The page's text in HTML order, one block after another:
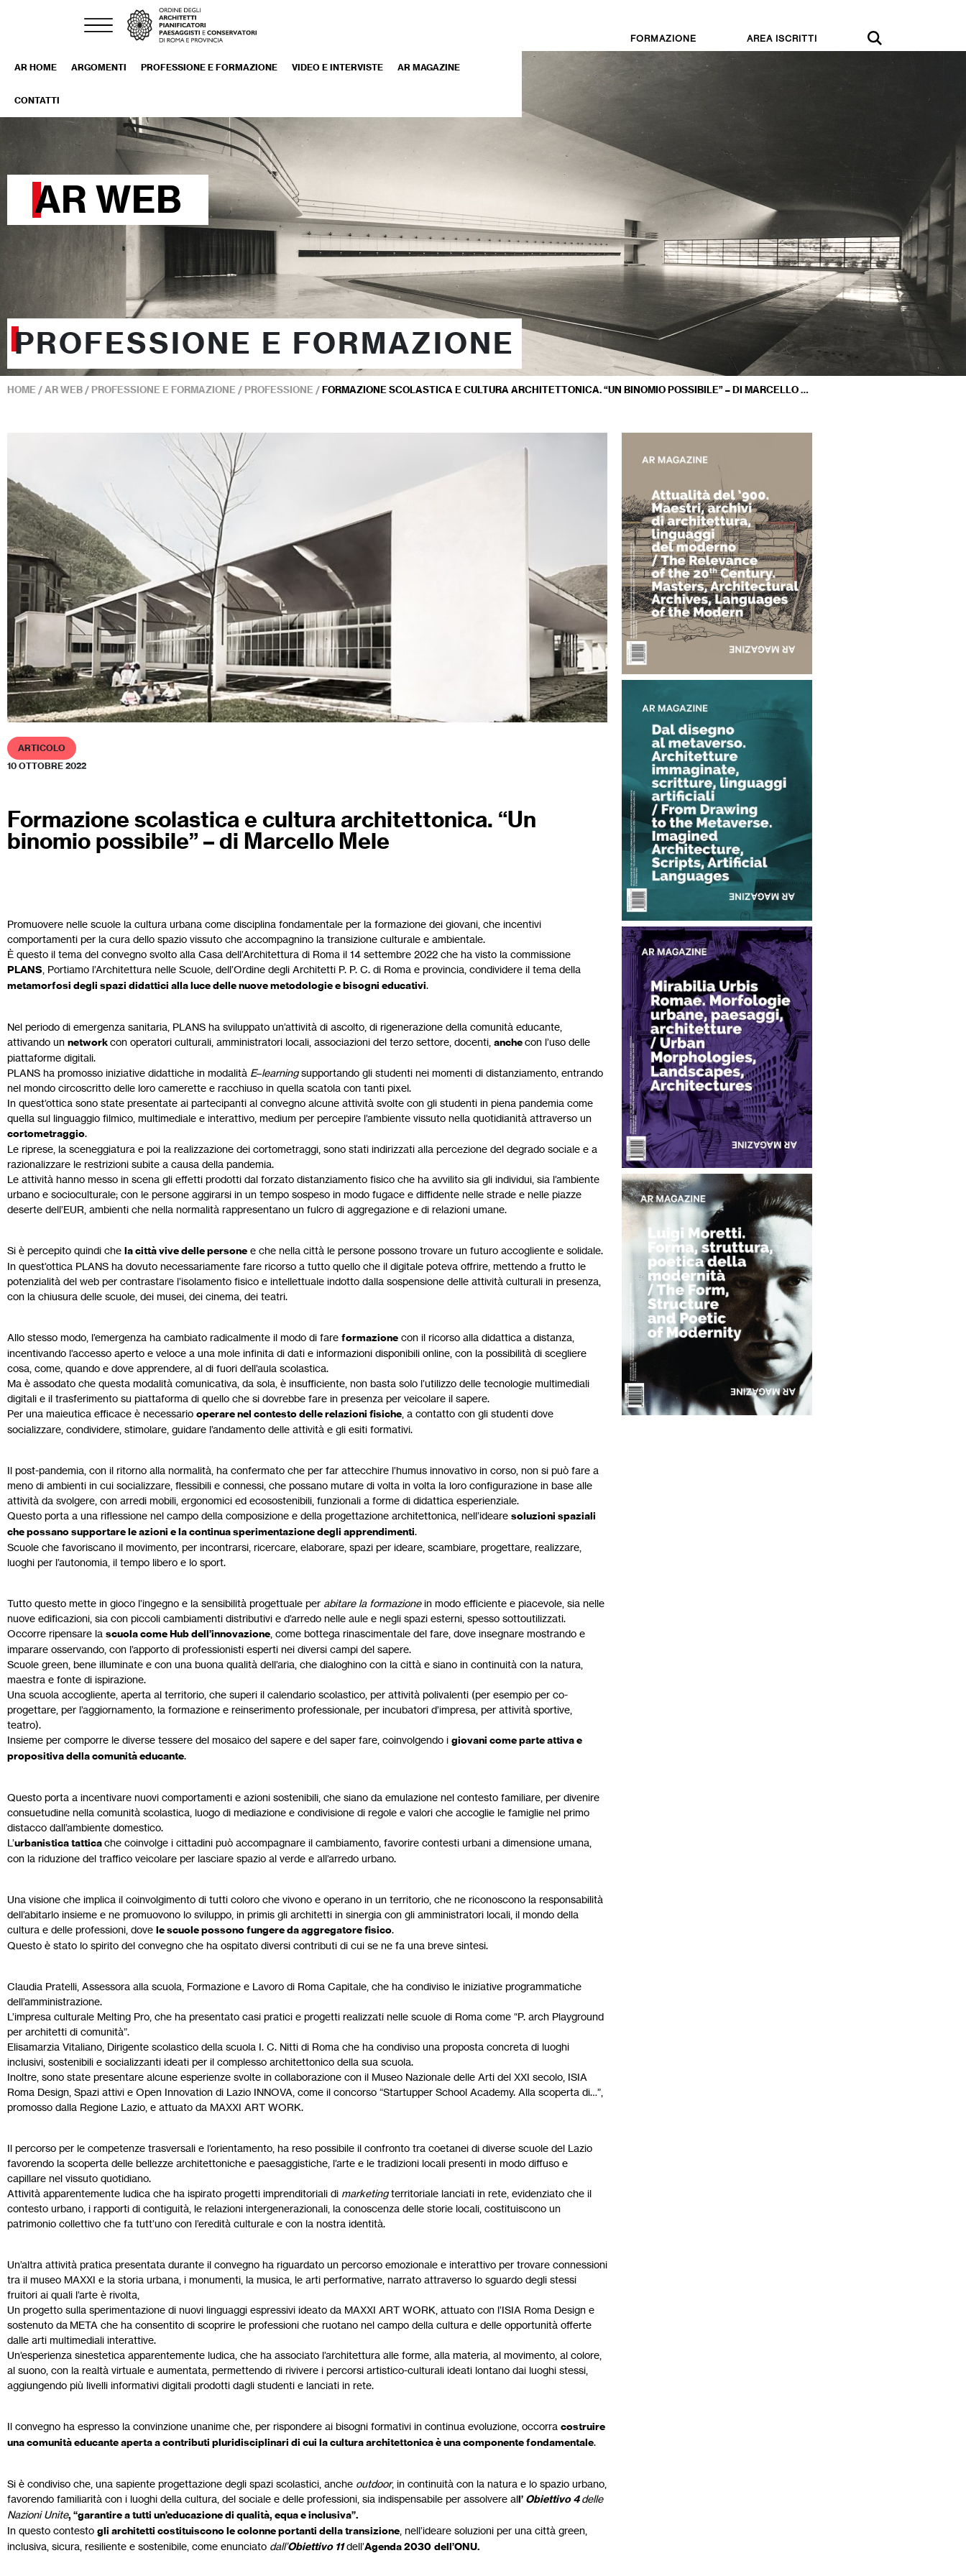
FORMAZIONE AREA ISCRITTI
AR HOME ARGOMENTI PROFESSIONE E FORMAZIONE VIDEO E INTERVISTE AR MAGAZINE
CONTATTI
AR WEB
PROFESSIONE E FORMAZIONE
HOME /AR WEB / PROFESSIONE E FORMAZIONE / PROFESSIONE /FORMAZIONE SCOLASTICA E CULTURA ARCHITETTONICA. “UN BINOMIO POSSIBILE” – DI MARCELLO MELE
ARTICOLO
10 OTTOBRE 2022
Formazione scolastica e cultura architettonica. “Un
binomio possibile” – di Marcello Mele
Promuovere nelle scuole la cultura urbana come disciplina fondamentale per la formazione dei giovani, che incentivi
comportamenti per la cura dello spazio vissuto che accompagnino la transizione culturale e ambientale.
È questo il tema del convegno svolto alla Casa dell’Architettura di Roma il 14 settembre 2022 che ha visto la commissione
PLANS , Portiamo l’Architettura nelle Scuole, dell’Ordine degli Architetti P. P. C. di Roma e provincia, condividere il tema della
metamorfosi degli spazi didattici alla luce delle nuove metodologie e bisogni educativi.
Nel periodo di emergenza sanitaria, PLANS ha sviluppato un’attività di ascolto, di rigenerazione della comunità educante,
attivando un networkcon operatori culturali, amministratori locali, associazioni del terzo settore, docenti, anchecon l’uso delle
piattaforme digitali.
PLANS ha promosso iniziative didattiche in modalità E–learningsupportando gli studenti nei momenti di distanziamento, entrando
nel mondo circoscritto delle loro camerette e racchiuso in quella scatola con tanti pixel.
In quest’ottica sono state presentate ai partecipanti al convegno alcune attività svolte con gli studenti in piena pandemia come
quella sul linguaggio filmico, multimediale e interattivo, medium per percepire l’ambiente vissuto nella quotidianità attraverso un
cortometraggio.
Le riprese, la sceneggiatura e poi la realizzazione dei cortometraggi, sono stati indirizzati alla percezione del degrado sociale e a
razionalizzare le restrizioni subite a causa della pandemia.
Le attività hanno messo in scena gli effetti prodotti dal forzato distanziamento fisico che ha avvilito sia gli individui, sia l’ambiente
urbano e socioculturale; con le persone aggirarsi in un tempo sospeso in modo fugace e diffidente nelle strade e nelle piazze
deserte dell’EUR, ambienti che nella normalità rappresentano un fulcro di aggregazione e di relazioni umane.
Si è percepito quindi che la città vive delle persone e che nella città le persone possono trovare un futuro accogliente e solidale.
In quest’ottica PLANS ha dovuto necessariamente fare ricorso a tutto quello che il digitale poteva offrire, mettendo a frutto le
potenzialità del web per contrastare l’isolamento fisico e intellettuale indotto dalla sospensione delle attività culturali in presenza,
con la chiusura delle scuole, dei musei, dei cinema, dei teatri.
Allo stesso modo, l’emergenza ha cambiato radicalmente il modo di fare formazione con il ricorso alla didattica a distanza,
incentivando l’accesso aperto e veloce a una mole infinita di dati e informazioni disponibili online, con la possibilità di scegliere
cosa, come, quando e dove apprendere, al di fuori dell’aula scolastica.
Ma è assodato che questa modalità comunicativa, da sola, è insufficiente, non basta solo l’utilizzo delle tecnologie multimediali
digitali e il trasferimento su piattaforma di quello che si dovrebbe fare in presenza per veicolare il sapere.
Per una maieutica efficace è necessario operare nel contesto delle relazioni fisiche , a contatto con gli studenti dove
socializzare, condividere, stimolare, guidare l’andamento delle attività e gli esiti formativi.
Il post-pandemia, con il ritorno alla normalità, ha confermato che per far attecchire l’humus innovativo in corso, non si può fare a
meno di ambienti in cui socializzare, flessibili e connessi, che possano mutare di volta in volta la loro configurazione in base alle
attività da svolgere, con arredi mobili, ergonomici ed ecosostenibili, funzionali a forme di didattica esperienziale.
Questo porta a una riflessione nel campo della composizione e della progettazione architettonica, nell’ideare soluzioni spaziali
che possano supportare le azioni e la continua sperimentazione degli apprendimenti.
Scuole che favoriscano il movimento, per incontrarsi, ricercare, elaborare, spazi per ideare, scambiare, progettare, realizzare,
luoghi per l’autonomia, il tempo libero e lo sport.
Tutto questo mette in gioco l’ingegno e la sensibilità progettuale per abitare la formazionein modo efficiente e piacevole, sia nelle
nuove edificazioni, sia con piccoli cambiamenti distributivi e d’arredo nelle aule e negli spazi esterni, spesso sottoutilizzati.
Occorre ripensare la scuola come Hub dell’innovazione , come bottega rinascimentale del fare, dove insegnare mostrando e
imparare osservando, con l’apporto di professionisti esperti nei diversi campi del sapere.
Scuole green, bene illuminate e con una buona qualità dell’aria, che dialoghino con la città e siano in continuità con la natura,
maestra e fonte di ispirazione.
Una scuola accogliente, aperta al territorio, che superi il calendario scolastico, per attività polivalenti (per esempio per co-
progettare, per l’aggiornamento, la formazione e reinserimento professionale, per incubatori d’impresa, per attività sportive,
teatro).
Insieme per comporre le diverse tessere del mosaico del sapere e del saper fare, coinvolgendo i giovani come parte attiva e
propositiva della comunità educante.
Questo porta a incentivare nuovi comportamenti e azioni sostenibili, che siano da emulazione nel contesto familiare, per divenire
consuetudine nella comunità scolastica, luogo di mediazione e condivisione di regole e valori che accoglie le famiglie nel primo
distacco dall’ambiente domestico.
L’urbanistica tatticache coinvolge i cittadini può accompagnare il cambiamento, favorire contesti urbani a dimensione umana,
con la riduzione del traffico veicolare per lasciare spazio al verde e all’arredo urbano.
Una visione che implica il coinvolgimento di tutti coloro che vivono e operano in un territorio, che ne riconoscono la responsabilità
dell’abitarlo insieme e ne promuovono lo sviluppo, in primis gli architetti in sinergia con gli amministratori locali, il mondo della
cultura e delle professioni, dove le scuole possono fungere da aggregatore fisico.
Questo è stato lo spirito del convegno che ha ospitato diversi contributi di cui se ne fa una breve sintesi.
Claudia Pratelli, Assessora alla scuola, Formazione e Lavoro di Roma Capitale, che ha condiviso le iniziative programmatiche
dell’amministrazione.
L’impresa culturale Melting Pro, che ha presentato casi pratici e progetti realizzati nelle scuole di Roma come “P. arch Playground
per architetti di comunità”.
Elisamarzia Vitaliano, Dirigente scolastico della scuola I. C. Nitti di Roma che ha condiviso una proposta concreta di luoghi
inclusivi, sostenibili e socializzanti ideati per il complesso architettonico della sua scuola.
Inoltre, sono state presentare alcune esperienze svolte in collaborazione con il Museo Nazionale delle Arti del XXI secolo, ISIA
Roma Design, Spazi attivi e Open Innovation di Lazio INNOVA, come il concorso “Startupper School Academy. Alla scoperta di…”,
promosso dalla Regione Lazio, e attuato da MAXXI ART WORK.
Il percorso per le competenze trasversali e l’orientamento, ha reso possibile il confronto tra coetanei di diverse scuole del Lazio
favorendo la scoperta delle bellezze architettoniche e paesaggistiche, l’arte e le tradizioni locali presenti in modo diffuso e
capillare nel vissuto quotidiano.
Attività apparentemente ludica che ha ispirato progetti imprenditoriali di marketingterritoriale lanciati in rete, evidenziato che il
contesto urbano, i rapporti di contiguità, le relazioni intergenerazionali, la conoscenza delle storie locali, costituiscono un
patrimonio collettivo che fa tutt’uno con l’eredità culturale e con la nostra identità.
Un’altra attività pratica presentata durante il convegno ha riguardato un percorso emozionale e interattivo per trovare connessioni
tra il museo MAXXI e la storia urbana, i monumenti, la musica, le arti performative, narrato attraverso lo sguardo degli stessi
fruitori ai quali l’arte è rivolta,
Un progetto sulla sperimentazione di nuovi linguaggi espressivi ideato da MAXXI ART WORK, attuato con l’ISIA Roma Design e
sostenuto da META che ha consentito di scoprire le professioni che ruotano nel campo della cultura e delle opportunità offerte
dalle arti multimediali interattive.
Un’esperienza sinestetica apparentemente ludica, che ha associato l’architettura alle forme, alla materia, al movimento, al colore,
al suono, con la realtà virtuale e aumentata, permettendo di rivivere i percorsi artistico-culturali ideati lontano dai luoghi stessi,
aggiungendo più livelli informativi digitali prodotti dagli studenti e lanciati in rete.
Il convegno ha espresso la convinzione unanime che, per rispondere ai bisogni formativi in continua evoluzione, occorra costruire
una comunità educante aperta a contributi pluridisciplinari di cui la cultura architettonica è una componente fondamentale.
Si è condiviso che, una sapiente progettazione degli spazi scolastici, anche outdoor, in continuità con la natura e lo spazio urbano,
favorendo familiarità con i luoghi della cultura, del sociale e delle professioni, sia indispensabile per assolvere all’ Obiettivo 4delle
Nazioni Unite, “garantire a tutti un’educazione di qualità, equa e inclusiva”.
In questo contesto gli architetti costituiscono le colonne portanti della transizione , nell’ideare soluzioni per una città green,
inclusiva, sicura, resiliente e sostenibile, come enunciato dall’Obiettivo 11 dell’Agenda 2030 dell’ONU.